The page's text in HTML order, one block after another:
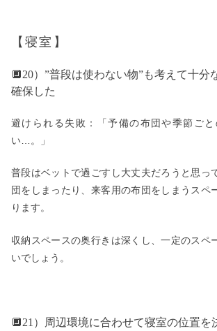
【寝室】
🔲20）”普段は使わない物”も考えて十分
確保した
避けられる失敗：「予備の布団や季節ご
い…。」
普段はベットで過ごすし大丈夫だろうと思っ
団をしまったり、来客用の布団をしまうスペ
ります。
収納スペースの奥行きは深くし、一定のスペ
いでしょう。
🔲21）周辺環境に合わせて寝室の位置を